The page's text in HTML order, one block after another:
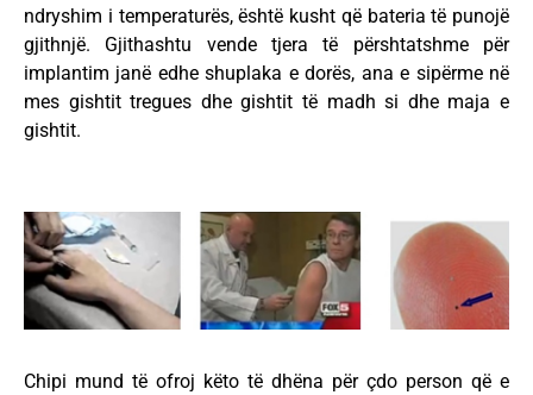
ndryshim i temperaturës, është kusht që bateria të punojë
gjithnjë. Gjithashtu vende tjera të përshtatshme për
implantim janë edhe shuplaka e dorës, ana e sipërme në
mes gishtit tregues dhe gishtit të madh si dhe maja e
gishtit.
Chipi mund të ofroj këto të dhëna për çdo person që e